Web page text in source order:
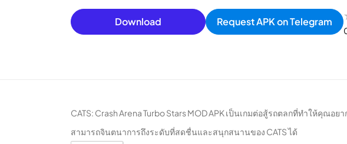
Download Request APK on Telegram
CATS: Crash Arena Turbo Stars MOD APK เป็นเกมต่อสู้รถตลกที่ทำให้คุณ
สามารถจินตนาการถึงระดับที่สดชื่นและสนุกสนานของ CATS ได้